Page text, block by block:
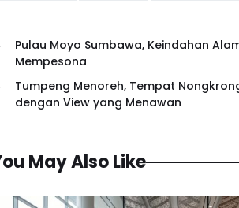
Pulau Moyo Sumbawa, Keindahan
Mempesona
Tumpeng Menoreh, Tempat
dengan View yang Menawan
May Also Like